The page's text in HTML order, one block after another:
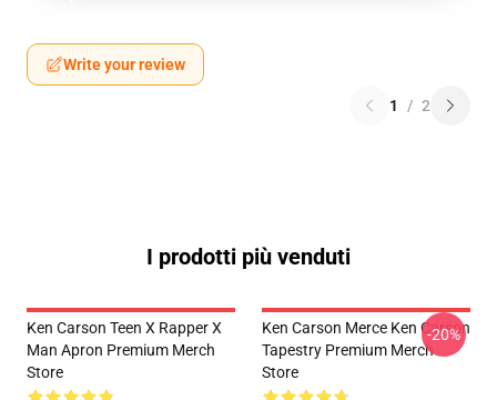
Write your review
1 / 2
I prodotti più venduti
Ken Carson Teen X Rapper X
Man Apron Premium Merch
Store
Ken Carson Merce Ken Carson
Tapestry Premium Merch
Store
-20%